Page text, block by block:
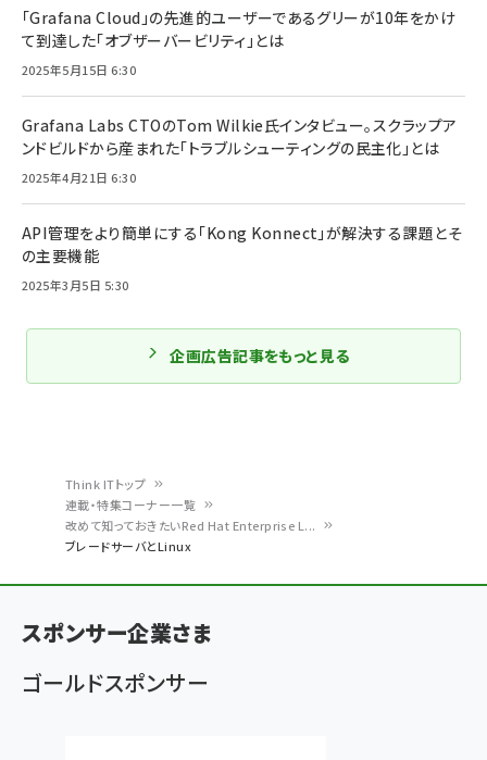
く
ず
Think ITトップ
連載・特集コーナー一覧
改めて知っておきたいRed Hat Enterprise L...
ブレードサーバとLinux
「Grafana Cloud」の先進的ユーザーであるグリーが10年をかけ
て到達した「オブザーバービリティ」とは
2025年5月15日 6:30
Grafana Labs CTOのTom Wilkie氏インタビュー。スクラップア
ンドビルドから産まれた「トラブルシューティングの民主化」とは
2025年4月21日 6:30
API管理をより簡単にする「Kong Konnect」が解決する課題とそ
の主要機能
2025年3月5日 5:30
企画広告記事をもっと見る
スポンサー企業さま
ゴールドスポンサー